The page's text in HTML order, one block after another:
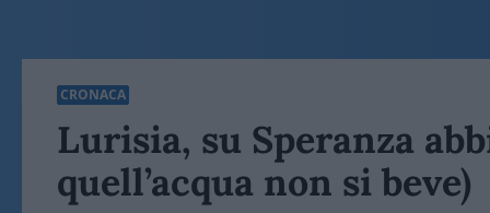
CRONACA
Lurisia, su Speranza
quell’acqua non si beve)